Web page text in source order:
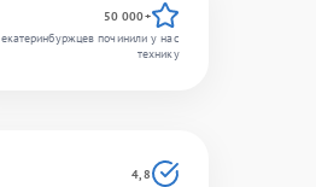
50 000+
екатеринбуржцев починили у нас
технику
4,8